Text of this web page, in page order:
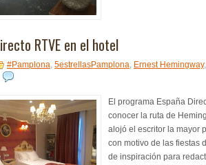
RTVE en el hotel
#Pamplona, 5estrellasPamplona, Ernest Hemingway,
El programa España
conocer la ruta de
alojó el escritor la mayor
con motivo de las fiestas
de inspiración para